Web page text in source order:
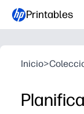
Printables
Inicio>